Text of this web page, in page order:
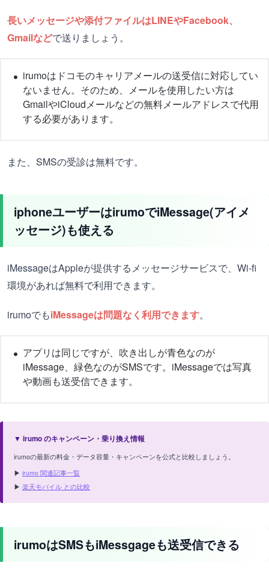
長いメッセージや添付ファイルはLINEやFacebook、
Gmailなどで送りましょう。
irumoはドコモのキャリアメールの送受信に対応してい
ないません。そのため、メールを使用したい方は
GmailやiCloudメールなどの無料メールアドレスで代用
する必要があります。
また、SMSの受診は無料です。
iphoneユーザーはirumoでiMessage(アイメ
ッセージ)も使える
iMessageはAppleが提供するメッセージサービスで、Wi-fi
環境があれば無料で利用できます。
irumoでもiMessageは問題なく利用できます。
アプリは同じですが、吹き出しが青色なのが
iMessage、緑色なのがSMSです。iMessageでは写真
や動画も送受信できます。
▼ irumo のキャンペーン・乗り換え情報
irumoの最新の料金・データ容量・キャンペーンを公式と比較しましょう。
▶ irumo 関連記事一覧
▶ 楽天モバイル との比較
irumoはSMSもiMessgageも送受信できる